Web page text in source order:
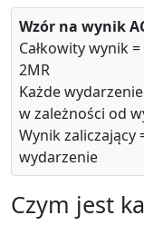
Wzór na wynik
Całkowity wynik =
2MR
Każde
w zależności od
Wynik
wydarzenie
Czym jest